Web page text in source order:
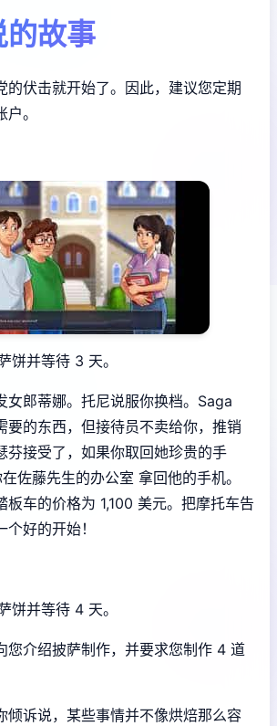
的故事
的伏击就开始了。因此，建议您定期
。
饼并等待 3 天。
女郎蒂娜。托尼说服你换档。Saga
要的东西，但接待员不卖给你，推销
芬接受了，如果你取回她珍贵的手
佐藤先生的办公室 拿回他的手机。
板车的价格为 1,100 美元。把摩托车告
好的开始！
饼并等待 4 天。
您介绍披萨制作，并要求您制作 4 道
倾诉说，某些事情并不像烘焙那么容